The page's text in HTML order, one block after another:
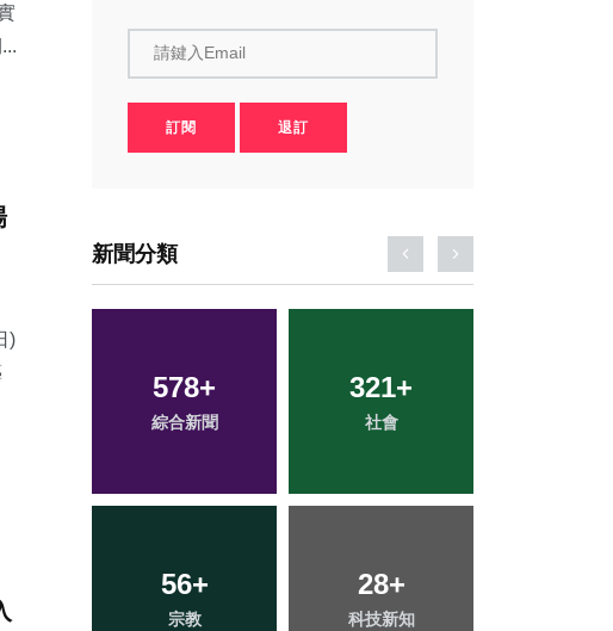
)
請鍵入Email
訂閱 退訂
新聞分類
知
2+
大陸
60+
農業
100+
專欄
199+
文教